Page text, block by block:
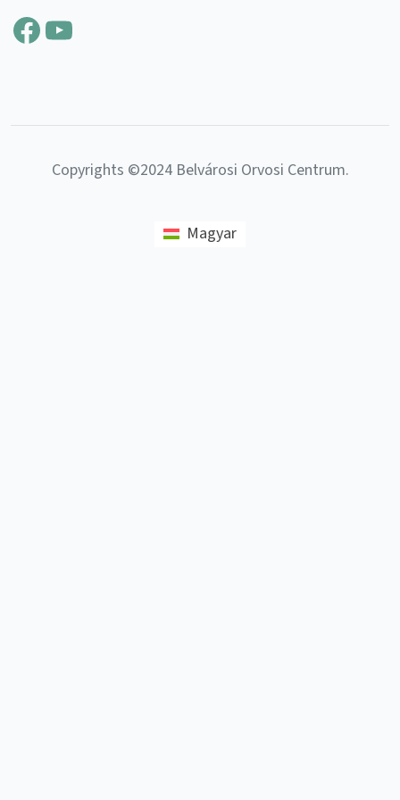
Facebook
YouTube
Copyrights ©2024 Belvárosi Orvosi Centrum.
Magyar